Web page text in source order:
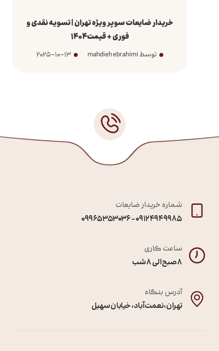
خریدار ضایعات سوپر ویژه تهران | تسویه نقدی و
فوری + قیمت1404
توسط mahdieh ebrahimi 2025-10-13
شماره خریدار ضایعات
09124949985 – 09965353036
ساعت کاری
8 صبح الی 8 شب
آدرس بنگاه
تهران ، نعمت آباد ، خیابان سهیل